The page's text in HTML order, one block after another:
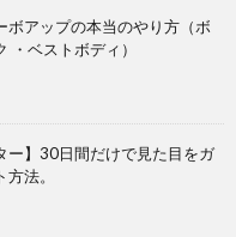
ボアップの本当のやり方（ボ
・ベストボディ）
ー】30日間だけで見た目をガ
法。